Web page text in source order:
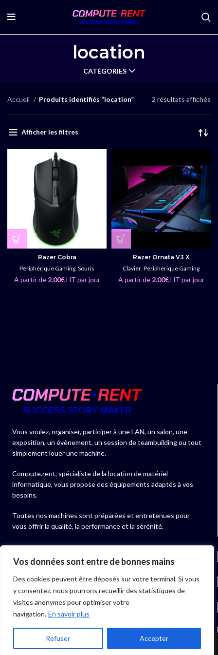
Vos données sont entre de bonnes mains
Des cookies peuvent être déposés sur votre terminal. Si vous
y consentez, nous pourrons recueillir des statistiques de
visites anonymes pour optimiser votre
navigation. En savoir plus
Refuser Accepter
location
CATÉGORIES
Accueil Produits identifiés “location” 2 résultats affichés
Afficher les filtres
Razer Cobra
Périphérique Gaming, Souris
A partir de 2.00€HT par jour
Razer Ornata V3 X
Clavier, Périphérique Gaming
A partir de 2.00€HT par jour
Vous voulez, organiser, participer à une LAN, un salon, une
exposition, un évènement, un session de teambuilding ou tout
simplement louer une machine.
Compute.rent, spécialiste de la location de matériel
informatique, vous propose des équipements adaptés à vos
besoins.
Toutes nos machines sont préparées et entretenues pour
vous offrir la qualité, la performance et la sérénité.
NOS ACTUALITÉS
NOS PRODUITS
LIENS UTILES